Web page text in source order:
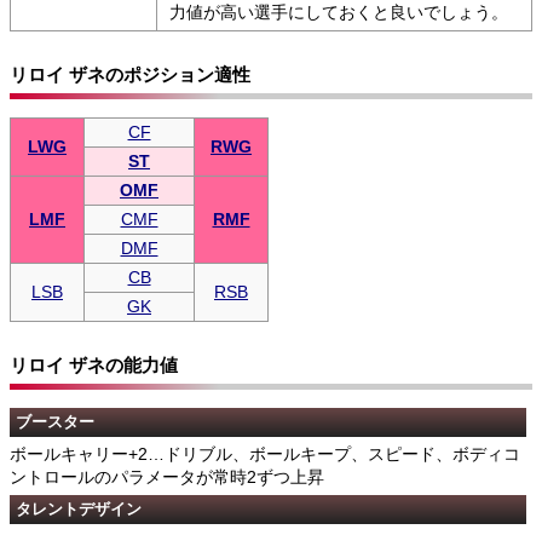
力値が高い選手にしておくと良いでしょう。
リロイ ザネのポジション適性
LWG
CF
RWG
ST
LMF
OMF
RMF
CMF
DMF
LSB
CB
RSB
GK
リロイ ザネの能力値
ブースター
ボールキャリー+2…ドリブル、ボールキープ、スピード、ボディコ
ントロールのパラメータが常時2ずつ上昇
タレントデザイン